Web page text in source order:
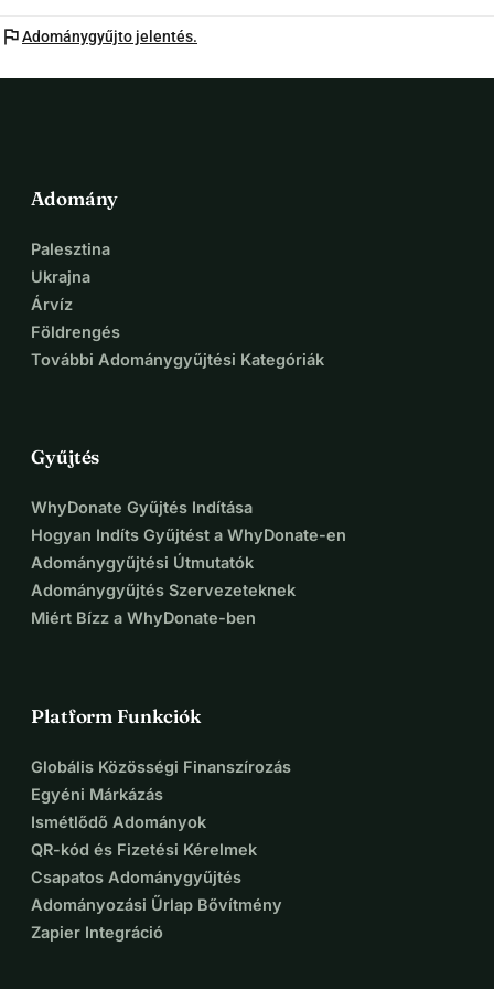
Címlapkép: ©Niek Hage
flagAdománygyűjto jelentés.
Adomány
Palesztina
Ukrajna
Árvíz
Földrengés
További Adománygyűjtési Kategóriák
Gyűjtés
WhyDonate Gyűjtés Indítása
Hogyan Indíts Gyűjtést a WhyDonate-en
Adománygyűjtési Útmutatók
Adománygyűjtés Szervezeteknek
Miért Bízz a WhyDonate-ben
Platform Funkciók
Globális Közösségi Finanszírozás
Egyéni Márkázás
Ismétlődő Adományok
QR-kód és Fizetési Kérelmek
Csapatos Adománygyűjtés
Adományozási Űrlap Bővítmény
Zapier Integráció